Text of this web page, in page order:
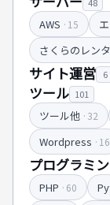
AWS ·15
さくらのレン
サイト運営 6
ツール 101
ツール他 ·32
Wordpress ·16
プログラミ
PHP ·60